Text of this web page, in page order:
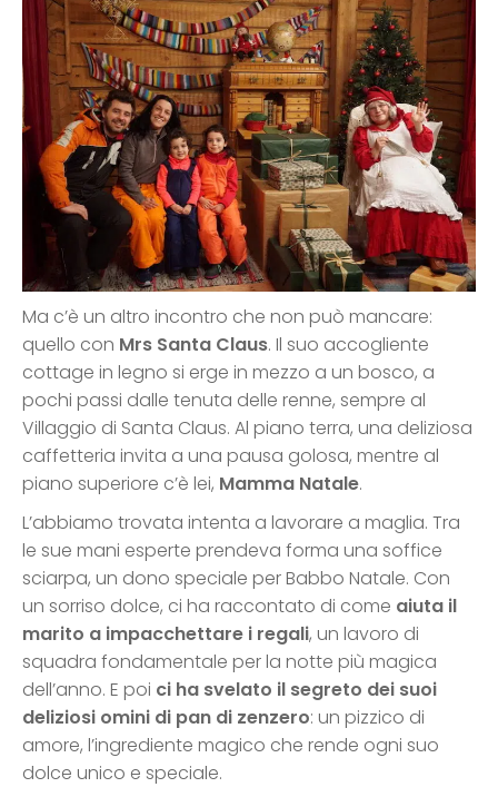
Ma c’è un altro incontro che non può mancare:
quello con Mrs Santa Claus. Il suo accogliente
cottage in legno si erge in mezzo a un bosco, a
pochi passi dalle tenuta delle renne, sempre al
Villaggio di Santa Claus. Al piano terra, una deliziosa
caffetteria invita a una pausa golosa, mentre al
piano superiore c’è lei, Mamma Natale.
L’abbiamo trovata intenta a lavorare a maglia. Tra
le sue mani esperte prendeva forma una soffice
sciarpa, un dono speciale per Babbo Natale. Con
un sorriso dolce, ci ha raccontato di come aiuta il
marito a impacchettare i regali, un lavoro di
squadra fondamentale per la notte più magica
dell’anno. E poi ci ha svelato il segreto dei suoi
deliziosi omini di pan di zenzero: un pizzico di
amore, l’ingrediente magico che rende ogni suo
dolce unico e speciale.